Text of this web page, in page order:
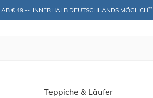
AB € 49,--  INNERHALB DEUTSCHLANDS MÖGLICH**
Teppiche & Läufer